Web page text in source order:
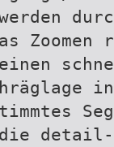
die